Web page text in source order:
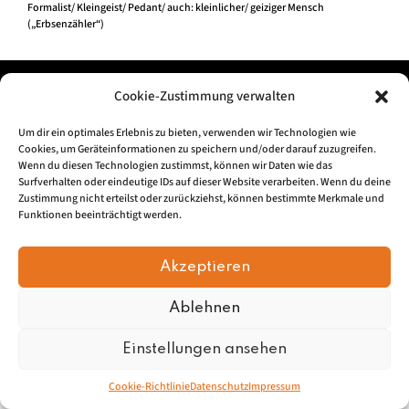
Cookie-Zustimmung verwalten
Um dir ein optimales Erlebnis zu bieten, verwenden wir Technologien wie
Cookies, um Geräteinformationen zu speichern und/oder darauf zuzugreifen.
Wenn du diesen Technologien zustimmst, können wir Daten wie das
Surfverhalten oder eindeutige IDs auf dieser Website verarbeiten. Wenn du deine
Zustimmung nicht erteilst oder zurückziehst, können bestimmte Merkmale und
Funktionen beeinträchtigt werden.
Akzeptieren
Ablehnen
Einstellungen ansehen
Cookie-RichtlinieDatenschutzImpressum
Formalist/ Kleingeist/ Pedant/ auch: kleinlicher/ geiziger Mensch
(„Erbsenzähler“)
Impressum tz
© 2026, Mundartretter.de